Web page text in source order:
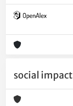
social impact